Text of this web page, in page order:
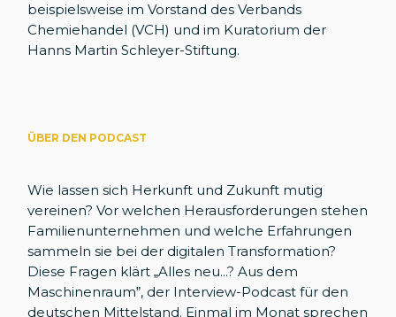
beispielsweise im Vorstand des Verbands
Chemiehandel (VCH) und im Kuratorium der
Hanns Martin Schleyer-Stiftung.
ÜBER DEN PODCAST
Wie lassen sich Herkunft und Zukunft mutig
vereinen? Vor welchen Herausforderungen stehen
Familienunternehmen und welche Erfahrungen
sammeln sie bei der digitalen Transformation?
Diese Fragen klärt „Alles neu...? Aus dem
Maschinenraum”, der Interview-Podcast für den
deutschen Mittelstand. Einmal im Monat sprechen